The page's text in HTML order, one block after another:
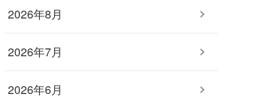
2026年8月
2026年7月
2026年6月